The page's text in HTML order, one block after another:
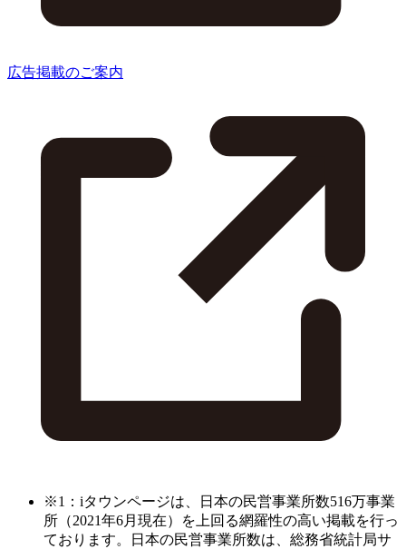
広告掲載のご案内
※1：iタウンページは、日本の民営事業所数516万事業
所（2021年6月現在）を上回る網羅性の高い掲載を行っ
ております。日本の民営事業所数は、総務省統計局サ